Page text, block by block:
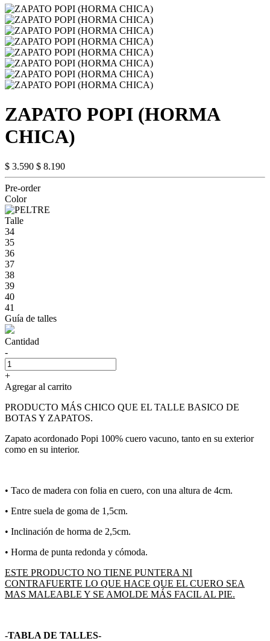
ZAPATO POPI (HORMA
CHICA)
$ 3.590 $ 8.190
Pre-order
Color
Talle
34
35
36
37
38
39
40
41
Guía de talles
Cantidad
-
+
Agregar al carrito
PRODUCTO MÁS CHICO QUE EL TALLE BASICO DE
BOTAS Y ZAPATOS.
Zapato acordonado Popi 100% cuero vacuno, tanto en su exterior
como en su interior.
•⁠ Taco de madera con folia en cuero, con una altura de 4cm.
•⁠ ⁠Entre suela de goma de 1,5cm.
•⁠ Inclinación de horma de 2,5cm.
•⁠ Horma de punta redonda y cómoda.
ESTE PRODUCTO NO TIENE PUNTERA NI
CONTRAFUERTE LO QUE HACE QUE EL CUERO SEA
MAS MALEABLE Y SE AMOLDE MÁS FACIL AL PIE.
-TABLA DE TALLES-